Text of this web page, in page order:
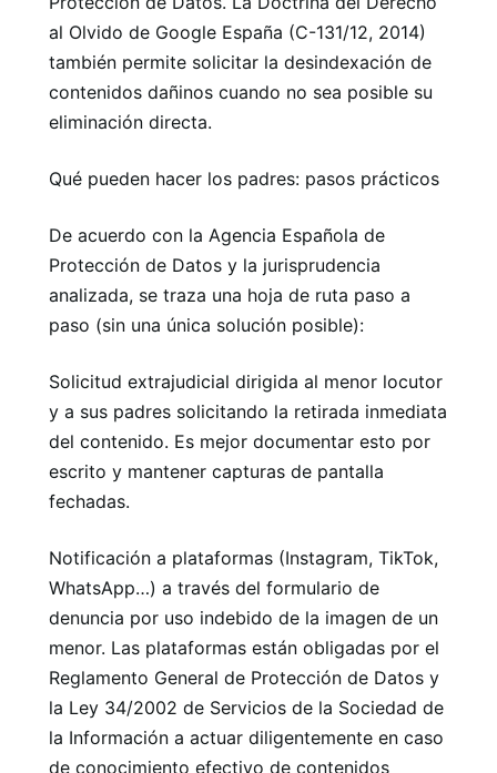
al Olvido de Google España (C-131/12, 2014)
también permite solicitar la desindexación de
contenidos dañinos cuando no sea posible su
eliminación directa.
Qué pueden hacer los padres: pasos prácticos
De acuerdo con la Agencia Española de
Protección de Datos y la jurisprudencia
analizada, se traza una hoja de ruta paso a
paso (sin una única solución posible):
Solicitud extrajudicial dirigida al menor locutor
y a sus padres solicitando la retirada inmediata
del contenido. Es mejor documentar esto por
escrito y mantener capturas de pantalla
fechadas.
Notificación a plataformas (Instagram, TikTok,
WhatsApp…) a través del formulario de
denuncia por uso indebido de la imagen de un
menor. Las plataformas están obligadas por el
Reglamento General de Protección de Datos y
la Ley 34/2002 de Servicios de la Sociedad de
la Información a actuar diligentemente en caso
de conocimiento efectivo de contenidos